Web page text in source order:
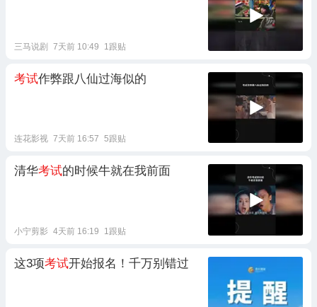
三马说剧 7天前 10:49 1跟贴
考试作弊跟八仙过海似的
连花影视 7天前 16:57 5跟贴
清华考试的时候牛就在我前面
小宁剪影 4天前 16:19 1跟贴
这3项考试开始报名！千万别错过